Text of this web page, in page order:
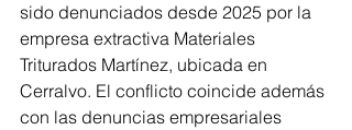
sido denunciados desde 2025 por la
empresa extractiva Materiales
Triturados Martínez, ubicada en
Cerralvo. El conflicto coincide además
con las denuncias empresariales